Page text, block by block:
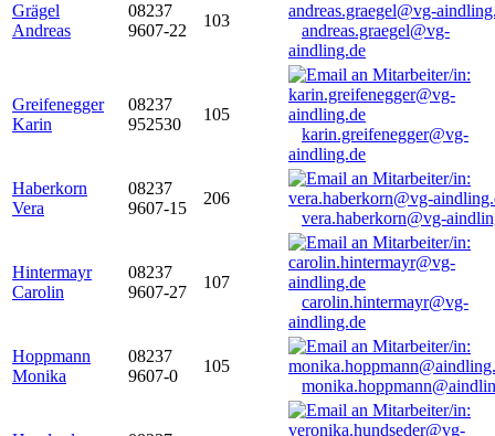
Grägel
Andreas
08237
9607-22
103
andreas.graegel@vg-
aindling.de
Greifenegger
Karin
08237
952530
105
karin.greifenegger@vg-
aindling.de
Haberkorn
Vera
08237
9607-15
206
vera.haberkorn@vg-
Hintermayr
Carolin
08237
9607-27
107
carolin.hintermayr@vg-
aindling.de
Hoppmann
Monika
08237
9607-0
105